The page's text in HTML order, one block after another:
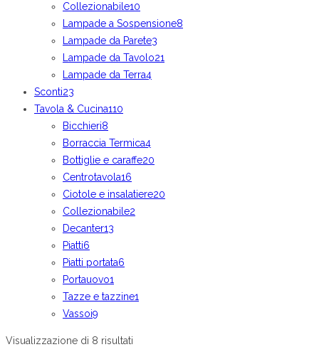
Collezionabile10
Lampade a Sospensione8
Lampade da Parete3
Lampade da Tavolo21
Lampade da Terra4
Sconti23
Tavola & Cucina110
Bicchieri8
Borraccia Termica4
Bottiglie e caraffe20
Centrotavola16
Ciotole e insalatiere20
Collezionabile2
Decanter13
Piatti6
Piatti portata6
Portauovo1
Tazze e tazzine1
Vassoi9
Visualizzazione di 8 risultati